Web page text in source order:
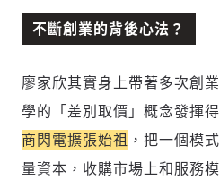
不斷創業的背後心法？
廖家欣其實身上帶著多次創
學的「差別取價」概念發揮
商閃電擴張始祖 ，把一個模
量資本，收購市場上和服務